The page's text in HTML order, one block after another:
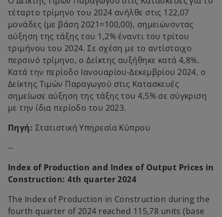
b
τέταρτο τρίμηνο του 2024 ανήλθε στις 122,07
μονάδες (με βάση 2021=100,00), σημειώνοντας
αύξηση της τάξης του 1,2% έναντι του τρίτου
τριμήνου του 2024. Σε σχέση με το αντίστοιχο
περσινό τρίμηνο, ο Δείκτης αυξήθηκε κατά 4,8%.
Κατά την περίοδο Ιανουαρίου-Δεκεμβρίου 2024, ο
Δείκτης Τιμών Παραγωγού στις Κατασκευές
σημείωσε αύξηση της τάξης του 4,5% σε σύγκριση
με την ίδια περίοδο του 2023.
Πηγή: Στατιστική Υπηρεσία Κύπρου
--
Index of Production and Index of Output Prices in
Construction: 4th quarter 2024
The Index of Production in Construction during the
fourth quarter of 2024 reached 115,78 units (base